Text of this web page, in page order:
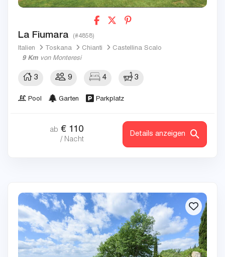
La Fiumara (#4858)
Italien Toskana Chianti
Castellina Scalo
9 Km von Monteresi
3 9 4 3
Pool Garten Parkplatz
ab € 110
/ Nacht
Details anzeigen